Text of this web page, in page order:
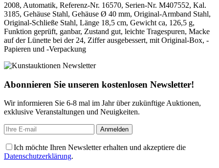
2008, Automatik, Referenz-Nr. 16570, Serien-Nr. M407552, Kal.
3185, Gehäuse Stahl, Gehäuse Ø 40 mm, Original-Armband Stahl,
Original-Schließe Stahl, Länge 18,5 cm, Gewicht ca, 126,5 g,
Funktion geprüft, ganbar, Zustand gut, leichte Tragespuren, Macke
auf der Lünette bei der 24, Ziffer ausgebessert, mit Original-Box, -
Papieren und -Verpackung
Abonnieren Sie unseren kostenlosen Newsletter!
Wir informieren Sie 6-8 mal im Jahr über zukünftige Auktionen,
exklusive Veranstaltungen und Neuigkeiten.
Ich möchte Ihren Newsletter erhalten und akzeptiere die
Datenschutzerklärung.